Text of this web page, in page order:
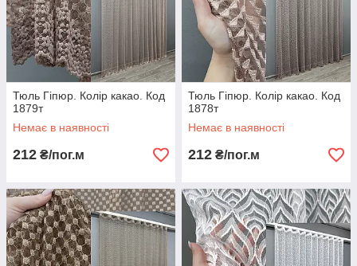
Тюль Гіпюр. Колір какао. Код
1879т
Немає в наявності
212 ₴/пог.м
Тюль Гіпюр. Колір какао. Код
1878т
Немає в наявності
212 ₴/пог.м